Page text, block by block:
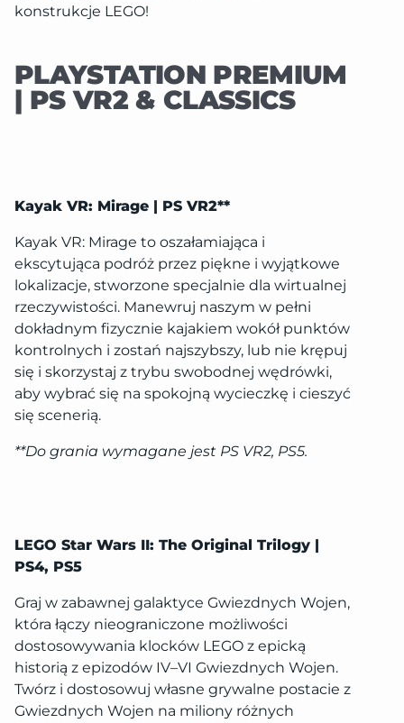
konstrukcje LEGO!
PLAYSTATION PREMIUM
| PS VR2 & CLASSICS
Kayak VR: Mirage | PS VR2**
Kayak VR: Mirage to oszałamiająca i
ekscytująca podróż przez piękne i wyjątkowe
lokalizacje, stworzone specjalnie dla wirtualnej
rzeczywistości. Manewruj naszym w pełni
dokładnym fizycznie kajakiem wokół punktów
kontrolnych i zostań najszybszy, lub nie krępuj
się i skorzystaj z trybu swobodnej wędrówki,
aby wybrać się na spokojną wycieczkę i cieszyć
się scenerią.
**Do grania wymagane jest PS VR2, PS5.
LEGO Star Wars II: The Original Trilogy |
PS4, PS5
Graj w zabawnej galaktyce Gwiezdnych Wojen,
która łączy nieograniczone możliwości
dostosowywania klocków LEGO z epicką
historią z epizodów IV–VI Gwiezdnych Wojen.
Twórz i dostosowuj własne grywalne postacie z
Gwiezdnych Wojen na miliony różnych